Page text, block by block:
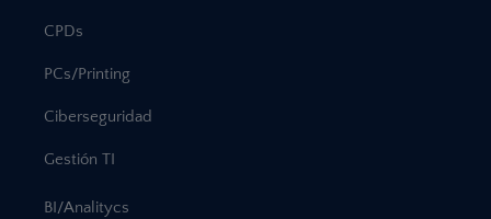
CPDs
PCs/Printing
Ciberseguridad
Gestión TI
BI/Analitycs